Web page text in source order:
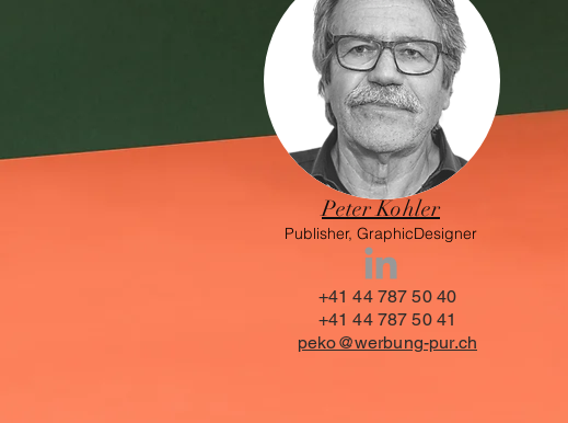
Peter Kohler
Publisher, GraphicDesigner
+41 44 787 50 40
+41 44 787 50 41
peko@werbung-pur.ch